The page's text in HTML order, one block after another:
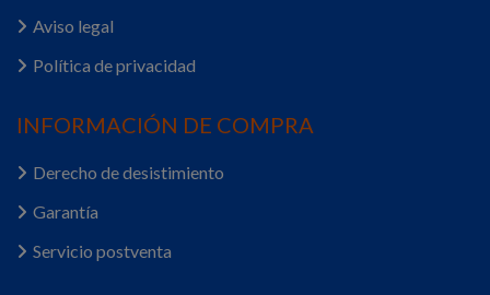
Aviso legal
Política de privacidad
INFORMACIÓN DE COMPRA
Derecho de desistimiento
Garantía
Servicio postventa